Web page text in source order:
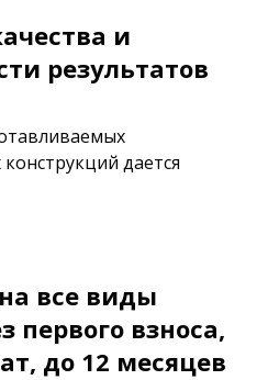
и
результатов
дается
все виды
первого взноса,
до 12 месяцев